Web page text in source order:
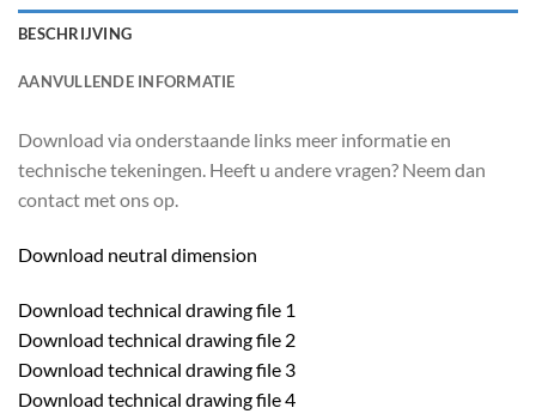
BESCHRIJVING
AANVULLENDE INFORMATIE
Download via onderstaande links meer informatie en
technische tekeningen. Heeft u andere vragen? Neem dan
contact met ons op.
Download neutral dimension
Download technical drawing file 1
Download technical drawing file 2
Download technical drawing file 3
Download technical drawing file 4